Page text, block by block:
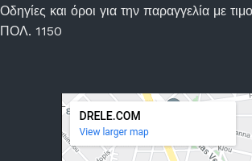
Οδηγίες και όροι για την παραγγελία με
ΠΟΛ. 1150